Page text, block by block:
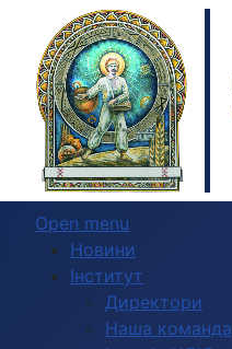
Open menu
Новини
Інститут
Директори
Наша команда